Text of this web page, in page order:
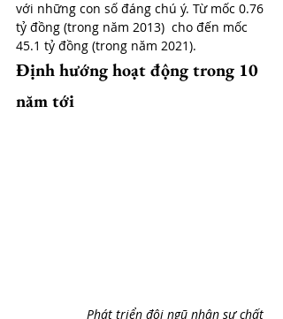
với những con số đáng chú ý. Từ mốc 0.76
tỷ đồng (trong năm 2013)  cho đến mốc
45.1 tỷ đồng (trong năm 2021).
Định hướng hoạt động trong 10
năm tới
Phát triển đội ngũ nhân sự chất